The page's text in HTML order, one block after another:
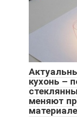
кухонь –
меняют
материале